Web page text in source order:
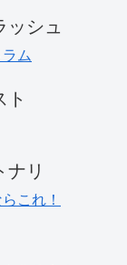
ッシュ
ム
ト
ナリ
これ！